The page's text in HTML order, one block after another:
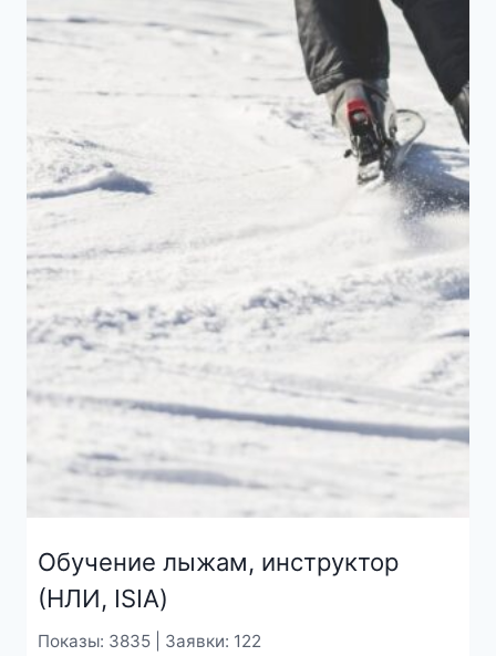
Обучение лыжам, инструктор
(НЛИ, ISIA)
Показы: 3835 | Заявки: 122